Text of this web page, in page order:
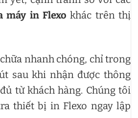
máy in Flexo khác trên thị
nhanh chóng, chỉ trong
sau khi nhận được thông
từ khách hàng. Chúng tôi
thiết bị in Flexo ngay lập